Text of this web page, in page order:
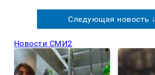
Следующая новость ↓
Новости СМИ2